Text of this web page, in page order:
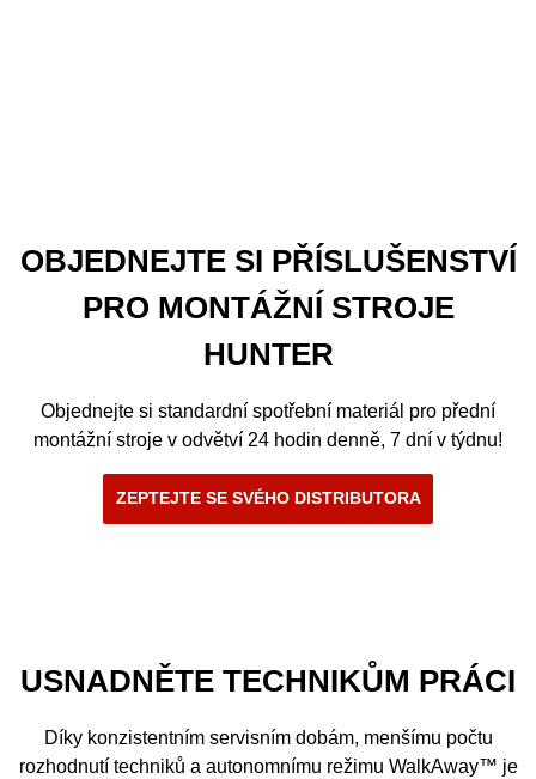
OBJEDNEJTE SI PŘÍSLUŠENSTVÍ
PRO MONTÁŽNÍ STROJE
HUNTER
Objednejte si standardní spotřební materiál pro přední
montážní stroje v odvětví 24 hodin denně, 7 dní v týdnu!
ZEPTEJTE SE SVÉHO DISTRIBUTORA
USNADNĚTE TECHNIKŮM PRÁCI
Díky konzistentním servisním dobám, menšímu počtu
rozhodnutí techniků a autonomnímu režimu WalkAway™ je